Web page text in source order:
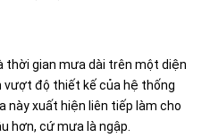
thời gian mưa dài trên một diện
vượt độ thiết kế của hệ thống
này xuất hiện liên tiếp làm cho
hơn, cứ mưa là ngập.